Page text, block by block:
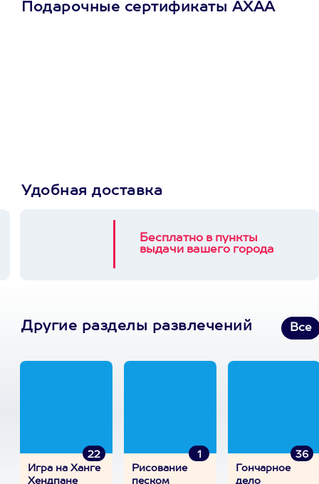
Подарочные сертификаты АХАА
Удобная доставка
Бесплатно в пункты
выдачи вашего города
Другие разделы развлечений Все
22
Игра на Ханге
Хендпане
1
Рисование
песком
36
Гончарное
дело